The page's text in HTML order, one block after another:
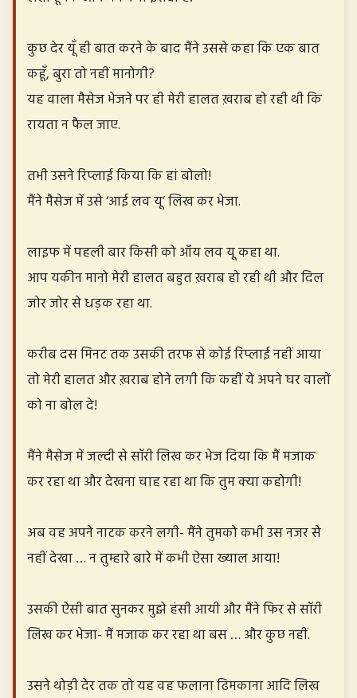
कुछ देर यूँ ही बात करने के बाद मैंने उससे कहा कि एक बात
कहूँ, बुरा तो नहीं मानोगी?
यह वाला मैसेज भेजने पर ही मेरी हालत ख़राब हो रही थी कि
रायता न फैल जाए.
तभी उसने रिप्लाई किया कि हां बोलो!
मैंने मैसेज में उसे ‘आई लव यू’ लिख कर भेजा.
लाइफ में पहली बार किसी को ऑय लव यू कहा था.
आप यकीन मानो मेरी हालत बहुत ख़राब हो रही थी और दिल
जोर जोर से धड़क रहा था.
करीब दस मिनट तक उसकी तरफ से कोई रिप्लाई नहीं आया
तो मेरी हालत और ख़राब होने लगी कि कहीं ये अपने घर वालों
को ना बोल दे!
मैंने मैसेज में जल्दी से सॉरी लिख कर भेज दिया कि मैं मजाक
कर रहा था और देखना चाह रहा था कि तुम क्या कहोगी!
अब वह अपने नाटक करने लगी- मैंने तुमको कभी उस नजर से
नहीं देखा … न तुम्हारे बारे में कभी ऐसा ख्याल आया!
उसकी ऐसी बात सुनकर मुझे हंसी आयी और मैंने फिर से सॉरी
लिख कर भेजा- मैं मजाक कर रहा था बस … और कुछ नहीं.
उसने थोड़ी देर तक तो यह वह फलाना ढिमकाना आदि लिख